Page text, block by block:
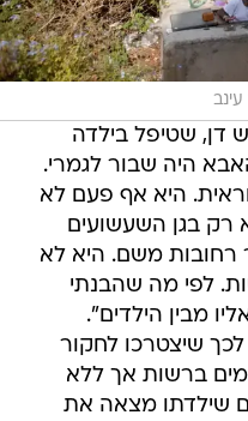
עינב
דן, שטיפל בילדה
היה שבור לגמרי.
היא אף פעם לא
רק בגן השעשועים
משם. היא לא
לפי מה שהבנתי
מבין הילדים".
שיצטרכו לחקור
ברשות אך ללא
שילדתו מצאה את